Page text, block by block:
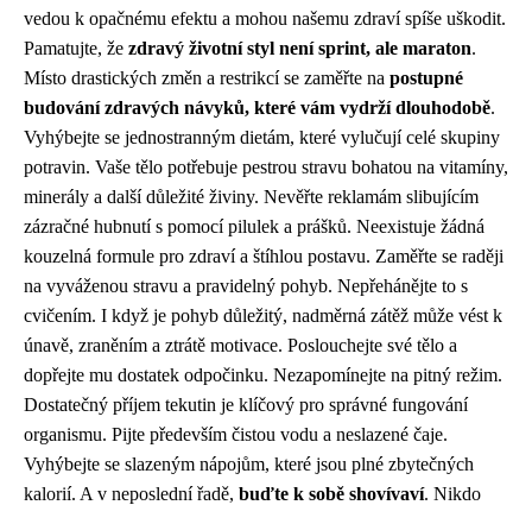
vedou k opačnému efektu a mohou našemu zdraví spíše uškodit.
Pamatujte, že zdravý životní styl není sprint, ale maraton.
Místo drastických změn a restrikcí se zaměřte na postupné
budování zdravých návyků, které vám vydrží dlouhodobě.
Vyhýbejte se jednostranným dietám, které vylučují celé skupiny
potravin. Vaše tělo potřebuje pestrou stravu bohatou na vitamíny,
minerály a další důležité živiny. Nevěřte reklamám slibujícím
zázračné hubnutí s pomocí pilulek a prášků. Neexistuje žádná
kouzelná formule pro zdraví a štíhlou postavu. Zaměřte se raději
na vyváženou stravu a pravidelný pohyb. Nepřehánějte to s
cvičením. I když je pohyb důležitý, nadměrná zátěž může vést k
únavě, zraněním a ztrátě motivace. Poslouchejte své tělo a
dopřejte mu dostatek odpočinku. Nezapomínejte na pitný režim.
Dostatečný příjem tekutin je klíčový pro správné fungování
organismu. Pijte především čistou vodu a neslazené čaje.
Vyhýbejte se slazeným nápojům, které jsou plné zbytečných
kalorií. A v neposlední řadě, buďte k sobě shovívaví. Nikdo